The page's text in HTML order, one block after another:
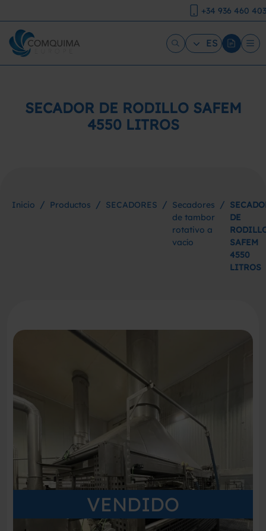
+34 936 460 403
ES
SECADOR DE RODILLO SAFEM
4550 LITROS
Inicio / Productos / SECADORES / Secadores
de tambor
rotativo a
vacío
/
DE
SAFEM
4550
LITROS
VENDIDO